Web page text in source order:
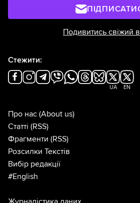
Подивитись свіжий
Стежити:
UA EN
Про нас (About us)
Статті (RSS)
Фрагменти (RSS)
Розсилки Текстів
Вибір редакції
#English